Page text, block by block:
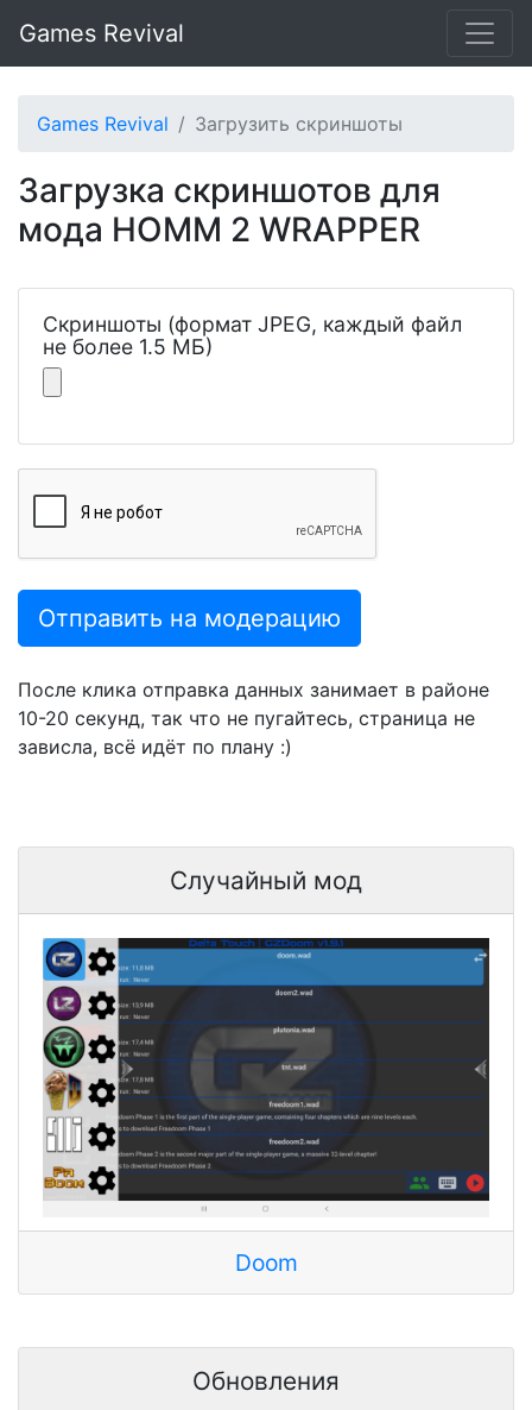
Games Revival
Games Revival Загрузить скриншоты
Загрузка скриншотов для
мода HOMM 2 WRAPPER
Скриншоты (формат JPEG, каждый файл
не более 1.5 МБ)
Отправить на модерацию
После клика отправка данных занимает в районе
10-20 секунд, так что не пугайтесь, страница не
зависла, всё идёт по плану :)
Случайный мод
Doom
Обновления